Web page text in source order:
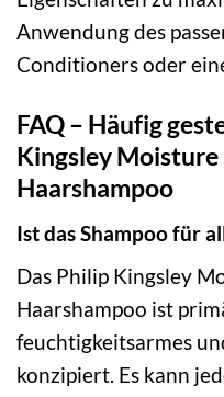
Anwendung des
Conditioners oder
FAQ – Häufig
Kingsley Moisture
Haarshampoo
Ist das Shampoo für
Das Philip Kingsley
Haarshampoo ist
feuchtigkeitsarmes
konzipiert. Es kann